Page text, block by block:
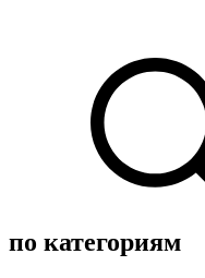
по категориям